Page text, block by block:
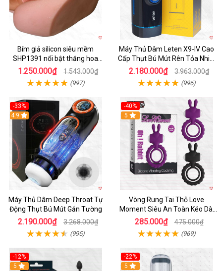
Bím giả silicon siêu mềm
SHP1391 nổi bật thăng hoa
hoàn hảo
1.250.000₫ 1.543.000₫
(997)
Máy Thủ Dâm Leten X9-IV Cao
Cấp Thụt Bú Mút Rên Tỏa Nhiệt
Sạc Pin
2.180.000₫ 3.963.000₫
(996)
-33%
Hot
4.9
Máy Thủ Dâm Deep Throat Tự
Động Thụt Bú Mút Gắn Tường
2.190.000₫ 3.268.000₫
(995)
-40%
5
Vòng Rung Tai Thỏ Love
Moment Siêu An Toàn Kéo Dài
Thời Gian
285.000₫ 475.000₫
(969)
-12%
Hot
5
-22%
5